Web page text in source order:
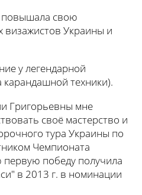
повышала свою
визажистов Украины и
у легендарной
техники).
Григорьевны мне
своё мастерство и
тура Украины по
Чемпионата
победу получила
в 2013 г. в номинации